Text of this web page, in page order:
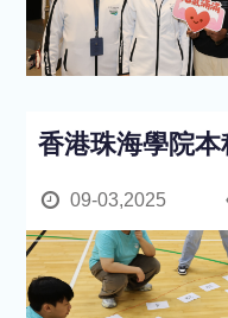
香港珠海學院
09-03,2025